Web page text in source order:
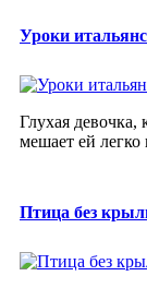
Уроки
Глухая
мешает ей
Птица без